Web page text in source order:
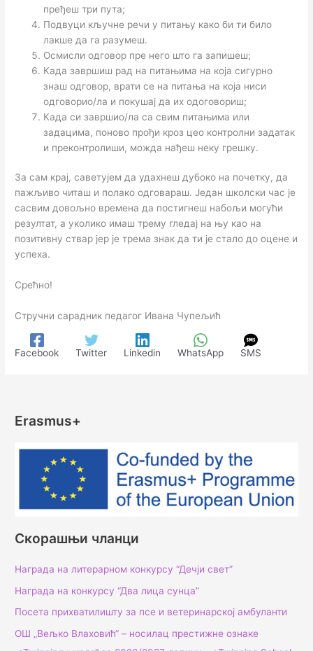
пређеш три пута;
Подвуци кључне речи у питању како би ти било
лакше да га разумеш.
Осмисли одговор пре него што га запишеш;
Када завршиш рад на питањима на која сигурно
знаш одговор, врати се на питања на која ниси
одговорио/ла и покушај да их одоговориш;
Када си завршио/ла са свим питањима или
задацима, поново прођи кроз цео контролни задатак
и преконтролиши, можда нађеш неку грешку.
За сам крај, саветујем да удахнеш дубоко на почетку, да
пажљиво читаш и полако одговараш. Један школски час је
сасвим довољно времена да постигнеш набољи могући
резултат, а уколико имаш трему гледај на њу као на
позитивну ствар јер је трема знак да ти је стало до оцене и
успеха.
Срећно!
Стручни сарадник педагог Ивана Чупељић
Facebook Twitter Linkedin WhatsApp SMS
Erasmus+
Скорашњи чланци
Награда на литерарном конкурсу “Дечји свет”
Награда на конкурсу “Два лица сунца”
Посета прихватилишту за псе и ветеринарској амбуланти
ОШ „Вељко Влаховић“ – носилац престижне ознаке